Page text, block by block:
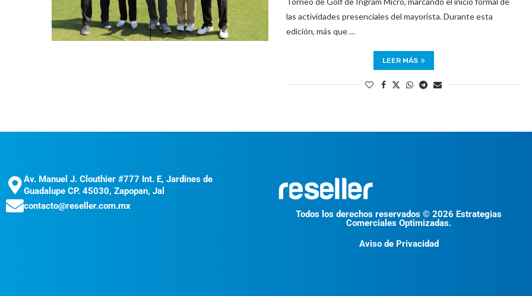
las actividades presenciales del mayorista. Durante esta
edición, más que …
LEER MÁS
Av. Manuel J. Clouthier #777 Int. E, Jardines de
Guadalupe CP. 45030, Zapopan, Jal
contacto@reseller.com.mx
Todos los derechos reservados © 2026 Estrategias
Comerciales Optimizadas.
Aviso de Privacidad